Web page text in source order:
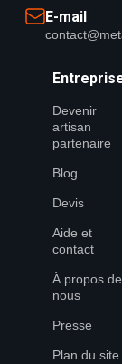
E-mail
Devenir
artisan
partenaire
Blog
Devis
Aide et
contact
À propos de
nous
Presse
Plan du site